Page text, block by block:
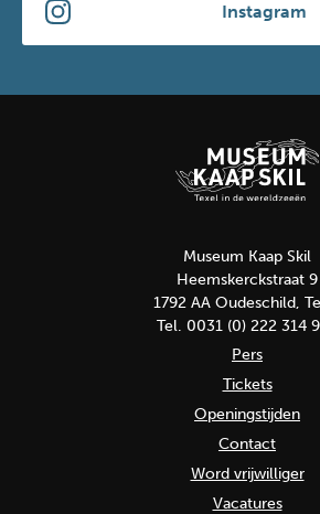
Instagram
Museum Kaap Skil
Heemskerckstraat 9
1792 AA Oudeschild,
Tel. 0031 (0) 222 314
Pers
Tickets
Openingstijden
Contact
Word vrijwilliger
Vacatures